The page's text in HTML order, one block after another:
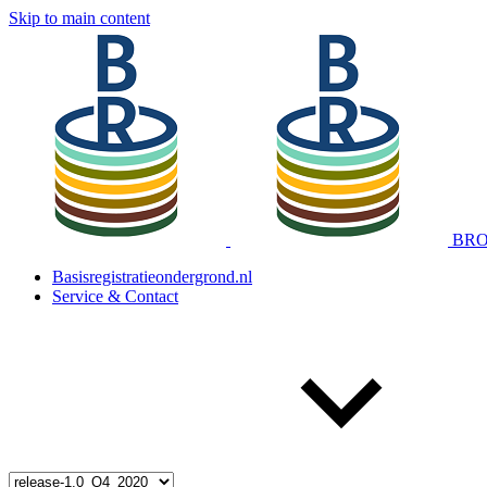
Skip to main content
Basisregistratieondergrond.nl
Service & Contact